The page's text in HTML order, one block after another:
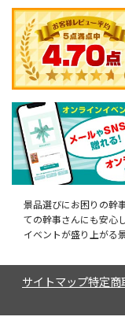
景品選びにお困りの幹
ての幹事さんにも安心
イベントが盛り上がる
サイトマップ特定商